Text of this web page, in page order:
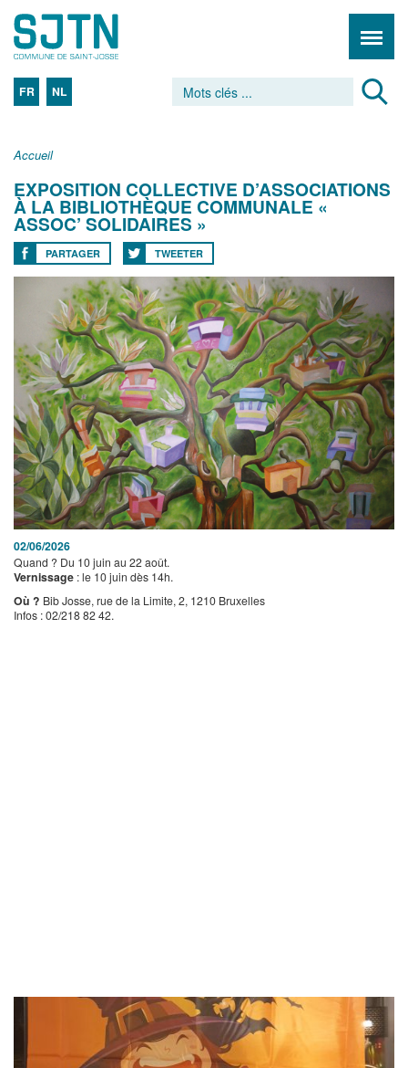
FR NL
Accueil
EXPOSITION COLLECTIVE D’ASSOCIATIONS
À LA BIBLIOTHÈQUE COMMUNALE «
ASSOC’ SOLIDAIRES »
PARTAGER TWEETER
02/06/2026
Quand ? Du 10 juin au 22 août.
Vernissage : le 10 juin dès 14h.
Où ? Bib Josse, rue de la Limite, 2, 1210 Bruxelles
Infos : 02/218 82 42.